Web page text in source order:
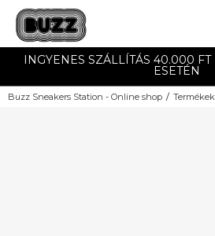
INGYENES SZÁLLÍTÁS 40.000 FT
ESETÉN
Buzz Sneakers Station - Online shop Termékek